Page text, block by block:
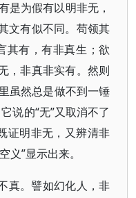
是为假有以明非无，
文有似不同。苟领其
有，有非真生；欲
，非真非实有。然则
虽然总是做不到一锤
说的“无”又取消不了
证明非无，又辨清非
义”显示出来。
真。譬如幻化人，非